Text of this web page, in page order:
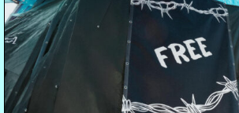
KONZERT BLUES TRASH
THE UNHOLY VOODOO RHYTHM